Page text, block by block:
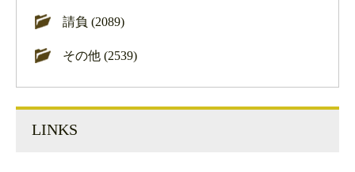
請負 (2089)
その他 (2539)
LINKS